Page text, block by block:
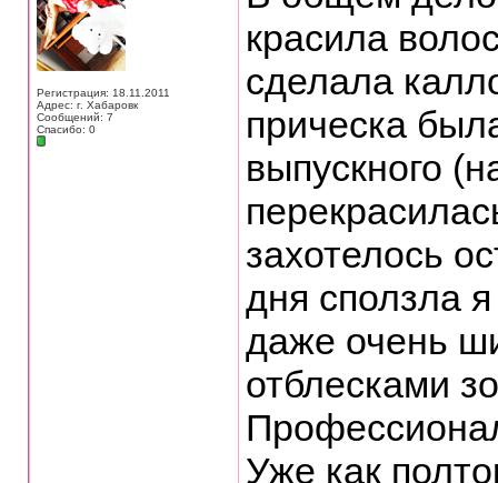
Регистрация: 18.11.2011
Адрес: г. Хабаровк
Сообщений: 7
Спасибо: 0
красила
сделала
прическа
выпускного
захотелось
дня сползла
даже очень
отблесками
Уже как